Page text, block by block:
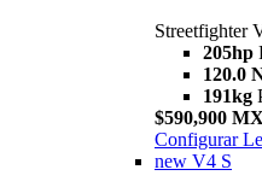
Streetfighter
205hp
120.0
191kg
$590,900
Configurar
new V4 S